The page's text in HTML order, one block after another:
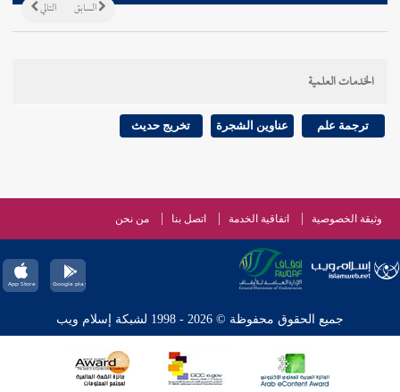
التالي السابق
الخدمات العلمية
ترجمة علم عناوين الشجرة تخريج حديث
وثيقة الخصوصية اتفاقية الخدمة اتصل بنا من نحن
جميع الحقوق محفوظة © 2026 - 1998 لشبكة إسلام ويب